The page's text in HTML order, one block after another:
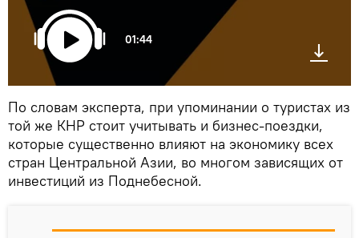
01:44
По словам эксперта, при упоминании о туристах из
той же КНР стоит учитывать и бизнес-поездки,
которые существенно влияют на экономику всех
стран Центральной Азии, во многом зависящих от
инвестиций из Поднебесной.